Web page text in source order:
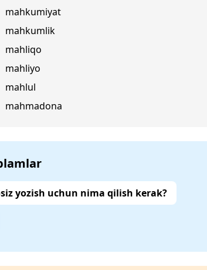
mahkumiyat
mahkumlik
mahliqo
mahliyo
mahlul
mahmadona
yozish uchun nima qilish kerak?